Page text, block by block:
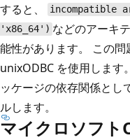
すると、
incompatible
'x86_64') などのアーキ
能性があります。 この問
unixODBC を使用します
ッケージの依存関係とし
ルします。
マイクロソフト